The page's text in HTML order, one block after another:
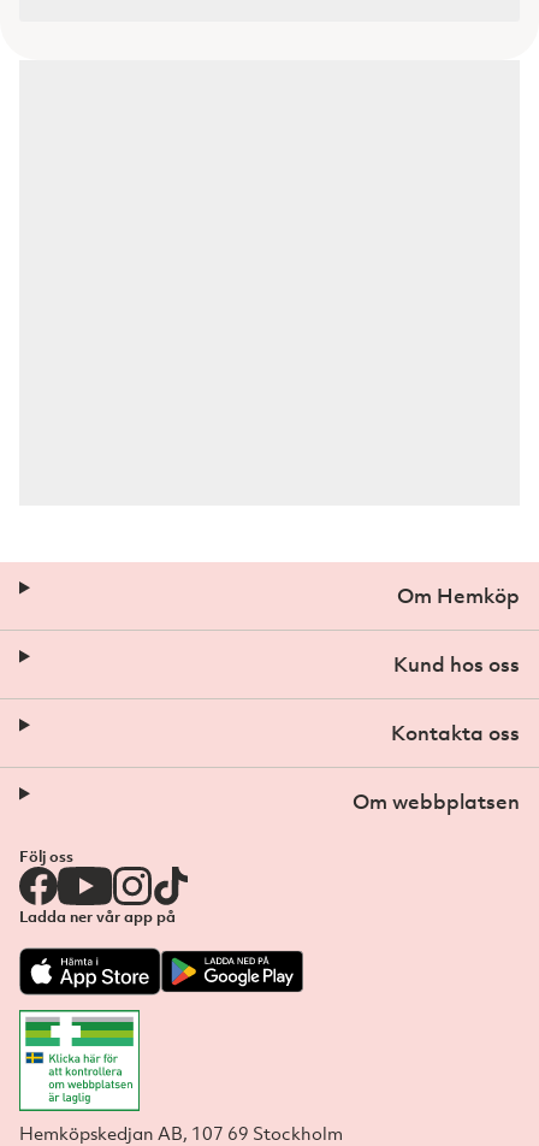
Om Hemköp
Kund hos oss
Kontakta oss
Om webbplatsen
Följ oss
Ladda ner vår app på
Hemköpskedjan AB, 107 69 Stockholm